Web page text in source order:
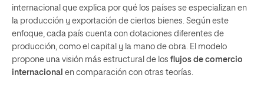
internacional que explica por qué los países se especializan en
la producción y exportación de ciertos bienes. Según este
enfoque, cada país cuenta con dotaciones diferentes de
producción, como el capital y la mano de obra. El modelo
propone una visión más estructural de los flujos de comercio
internacional en comparación con otras teorías.